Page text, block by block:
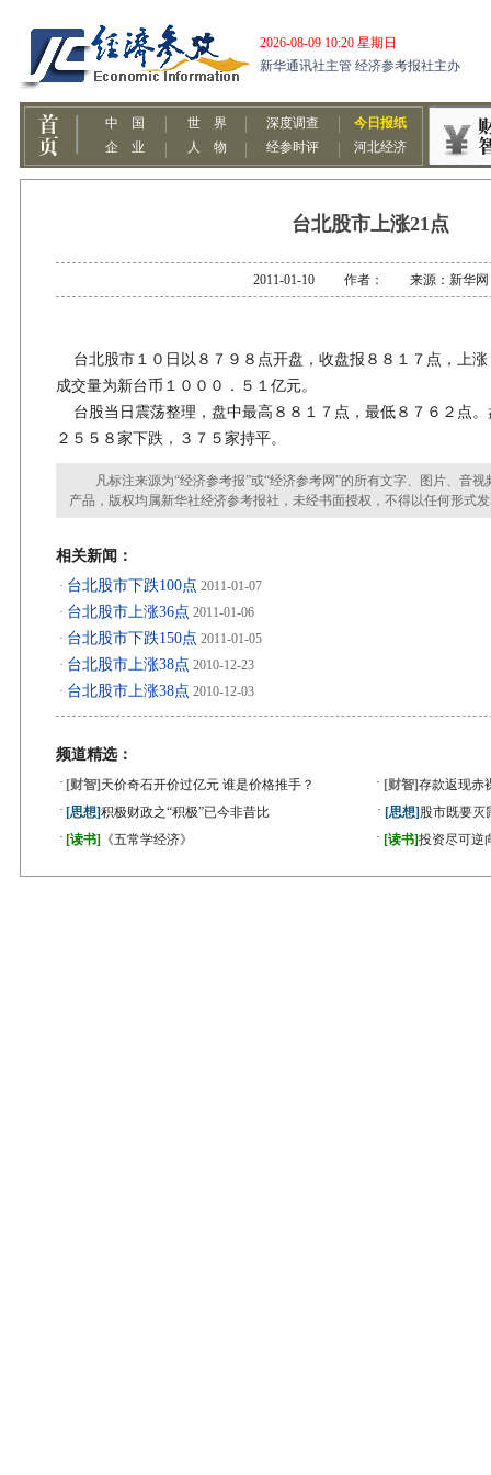
台北股市上涨21点
2011-01-10 作者： 来源：新华网
台北股市１０日以８７９８点开盘，收盘报８８１７点，上
成交量为新台币１０００．５１亿元。
台股当日震荡整理，盘中最高８８１７点，最低８７６２点
２５５８家下跌，３７５家持平。
凡标注来源为“经济参考报”或“经济参考网”的所有文字、图片、音视
产品，版权均属新华社经济参考报社，未经书面授权，不得以任何形式
相关新闻：
· 台北股市下跌100点 2011-01-07
· 台北股市上涨36点 2011-01-06
· 台北股市下跌150点 2011-01-05
· 台北股市上涨38点 2010-12-23
· 台北股市上涨38点 2010-12-03
频道精选：
· [财智] 天价奇石开价过亿元 谁是价格推手？ · [财智]存款返现赤
· [思想]积极财政之“积极”已今非昔比 · [思想] 股市既要灭
· [读书] 《五常学经济》 · [读书]投资尽可逆